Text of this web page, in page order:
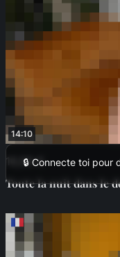
14:10
🔒 Connecte toi pour
16,99 €
Toute la nuit dans le